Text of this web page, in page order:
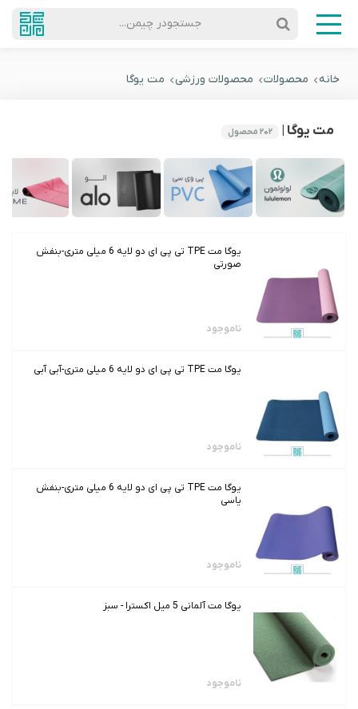
جستجودر چیمن...
خانه محصولات محصولات ورزشی مت یوگا
مت یوگا | ۲۰۲ محصول
یوگا مت TPE تی پی ای دو لایه 6 میلی متری-بنفش
صورتی
ناموجود
یوگا مت TPE تی پی ای دو لایه 6 میلی متری-آبی آبی
ناموجود
یوگا مت TPE تی پی ای دو لایه 6 میلی متری-بنفش
یاسی
ناموجود
یوگا مت آلمانی 5 میل اکسترا - سبز
ناموجود